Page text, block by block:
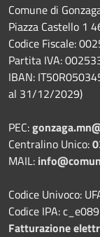
Comune di
Piazza Castello 1
Codice Fiscale:
Partita IVA:
IBAN:
al 31/12/2029)
PEC:
Centralino Unico:
MAIL:
Codice Univoco:
Codice IPA: c_e089
Fatturazione